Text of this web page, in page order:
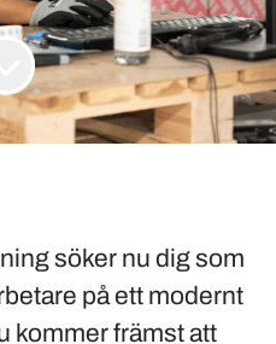
söker nu dig som
på ett modernt
kommer främst att